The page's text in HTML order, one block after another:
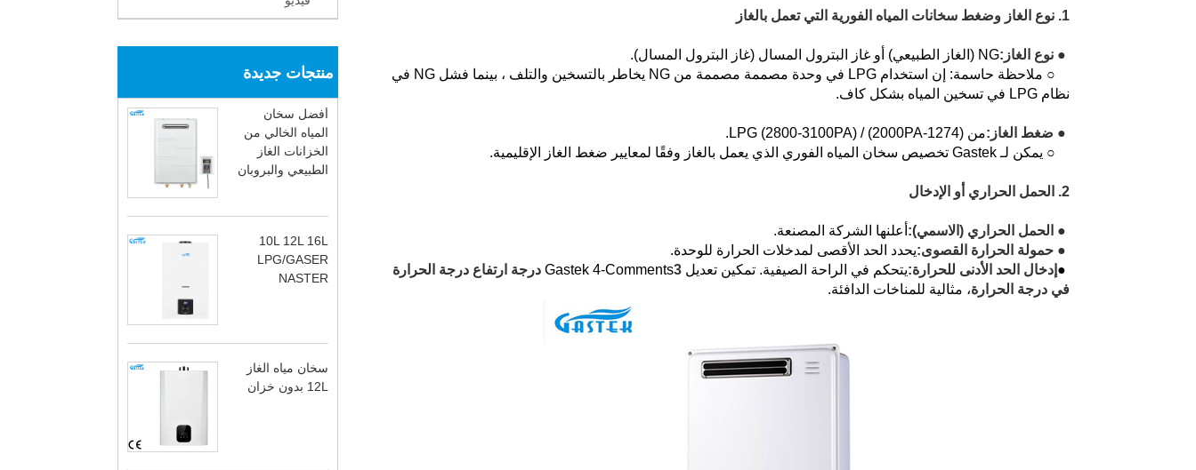
منتجات جديدة
أفضل سخان
المياه الخالي من
الخزانات الغاز
الطبيعي والبروبان
10L 12L 16L
LPG/GASER
NASTER
سخان مياه الغاز
12L بدون خزان
1. نوع الغاز وضغط سخانات المياه الفورية التي تعمل بالغاز
● نوع الغاز:NG (الغاز الطبيعي) أو غاز البترول المسال (غاز البترول المسال).
○ ملاحظة حاسمة: إن استخدام LPG في وحدة مصممة مصممة من NG يخاطر بالتسخين والتلف ، بينما فشل NG في
نظام LPG في تسخين المياه بشكل كاف.
● ضغط الغاز:من (1274-2000PA) / LPG (2800-3100PA).
○ يمكن لـ Gastek تخصيص سخان المياه الفوري الذي يعمل بالغاز وفقًا لمعايير ضغط الغاز الإقليمية.
2. الحمل الحراري أو الإدخال
● الحمل الحراري (الاسمي): أعلنها الشركة المصنعة.
● حمولة الحرارة القصوى:يحدد الحد الأقصى لمدخلات الحرارة للوحدة.
● إدخال الحد الأدنى للحرارة:يتحكم في الراحة الصيفية. تمكين تعديل Gastek 4-Comments
3 درجة ارتفاع درجة الحرارة
في درجة الحرارة، مثالية للمناخات الدافئة.